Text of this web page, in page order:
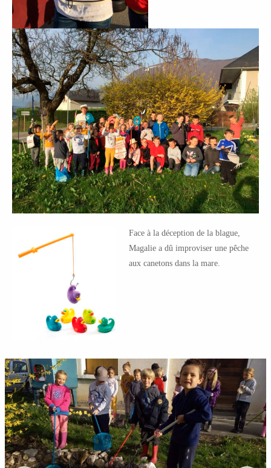
Face à la déception de la blague,
Magalie a dû improviser une pêche
aux canetons dans la mare.